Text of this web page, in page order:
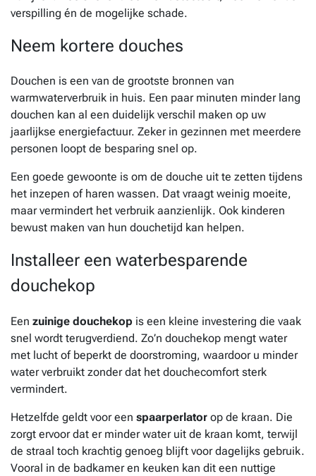
verspilling én de mogelijke schade.
Neem kortere douches
Douchen is een van de grootste bronnen van
warmwaterverbruik in huis. Een paar minuten minder lang
douchen kan al een duidelijk verschil maken op uw
jaarlijkse energiefactuur. Zeker in gezinnen met meerdere
personen loopt de besparing snel op.
Een goede gewoonte is om de douche uit te zetten tijdens
het inzepen of haren wassen. Dat vraagt weinig moeite,
maar vermindert het verbruik aanzienlijk. Ook kinderen
bewust maken van hun douchetijd kan helpen.
Installeer een waterbesparende
douchekop
Een zuinige douchekop is een kleine investering die vaak
snel wordt terugverdiend. Zo’n douchekop mengt water
met lucht of beperkt de doorstroming, waardoor u minder
water verbruikt zonder dat het douchecomfort sterk
vermindert.
Hetzelfde geldt voor een spaarperlator op de kraan. Die
zorgt ervoor dat er minder water uit de kraan komt, terwijl
de straal toch krachtig genoeg blijft voor dagelijks gebruik.
Vooral in de badkamer en keuken kan dit een nuttige